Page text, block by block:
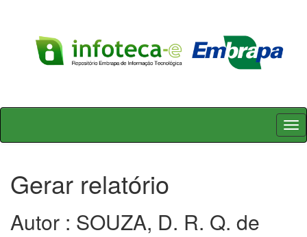
Skip
Gerar relatório
Autor : SOUZA, D. R. Q. de